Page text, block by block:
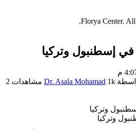
في إسطنبول وتركيا
Dr. Asala Mohamad 1k مشاهدات
2
وتركيا